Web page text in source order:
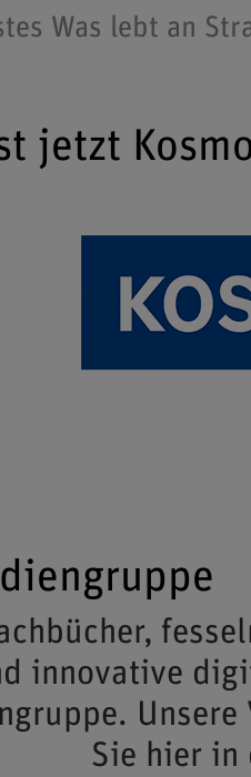
Was lebt an
jetzt
innovative
Sie hier in